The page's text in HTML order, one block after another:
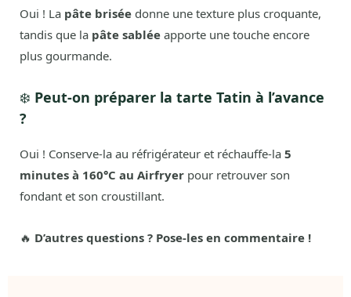
Oui ! La pâte brisée donne une texture plus croquante,
tandis que la pâte sablée apporte une touche encore
plus gourmande.
❄️ Peut-on préparer la tarte Tatin à l’avance
?
Oui ! Conserve-la au réfrigérateur et réchauffe-la 5
minutes à 160°C au Airfryer pour retrouver son
fondant et son croustillant.
🔥 D’autres questions ? Pose-les en commentaire !